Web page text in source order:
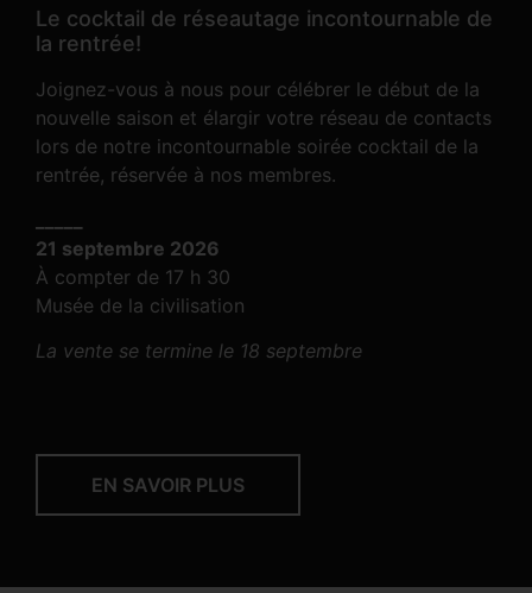
Le cocktail de réseautage incontournable de
la rentrée!
Joignez-vous à nous pour célébrer le début de la
nouvelle saison et élargir votre réseau de contacts
lors de notre incontournable soirée cocktail de la
rentrée, réservée à nos membres.
21 septembre 2026
À compter de 17 h 30
Musée de la civilisation
La vente se termine le 18 septembre
EN SAVOIR PLUS